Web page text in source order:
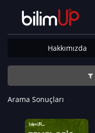
Hakkımızda
Arama Sonuçları